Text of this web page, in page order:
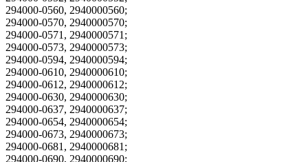
294000-0560, 2940000560;
294000-0570, 2940000570;
294000-0571, 2940000571;
294000-0573, 2940000573;
294000-0594, 2940000594;
294000-0610, 2940000610;
294000-0612, 2940000612;
294000-0630, 2940000630;
294000-0637, 2940000637;
294000-0654, 2940000654;
294000-0673, 2940000673;
294000-0681, 2940000681;
294000-0690, 2940000690;